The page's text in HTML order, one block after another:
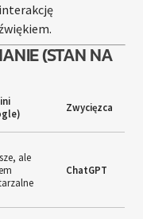
(STAN NA
Zwycięzca
ale
ChatGPT